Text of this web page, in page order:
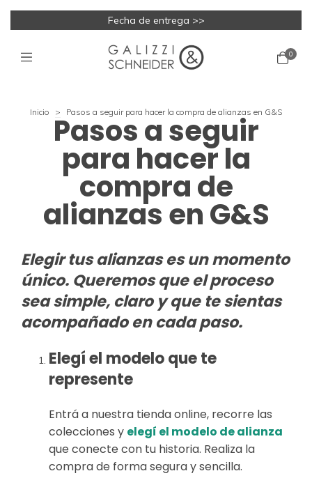
Fecha de entrega >>
0
Inicio > Pasos a seguir para hacer la compra de alianzas en G&S
Pasos a seguir
para hacer la
compra de
alianzas en G&S
Elegir tus alianzas es un momento
único. Queremos que el proceso
sea simple, claro y que te sientas
acompañado en cada paso.
Elegí el modelo que te
represente
Entrá a nuestra tienda online, recorre las
colecciones y elegí el modelo de alianza
que conecte con tu historia. Realiza la
compra de forma segura y sencilla.